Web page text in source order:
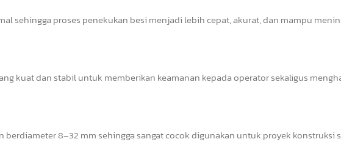
sehingga proses penekukan besi menjadi lebih cepat, akurat, dan mampu
kuat dan stabil untuk memberikan keamanan kepada operator sekaligus
8–32 mm sehingga sangat cocok digunakan untuk proyek konstruksi